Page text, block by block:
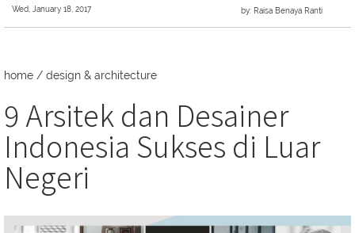
Wed, January 18, 2017 by: Raisa Benaya Ranti
home / design & architecture
9 Arsitek dan Desainer
Indonesia Sukses di Luar
Negeri